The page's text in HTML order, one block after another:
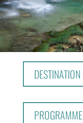
DESTINATION
PROGRAMME